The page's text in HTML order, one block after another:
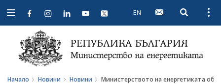
Open
navigation
EN Open
Начало Новини Новини Министерството на енергетиката